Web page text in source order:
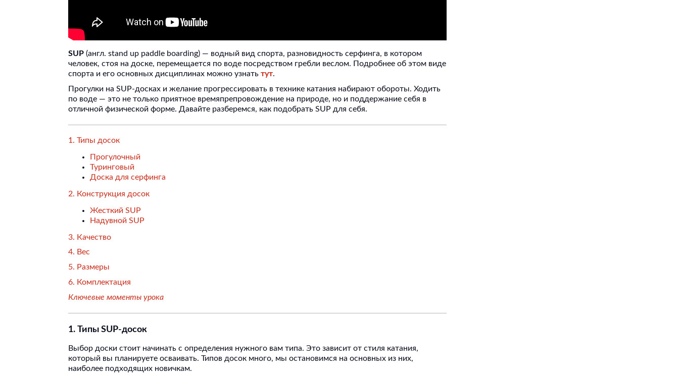
SUP (англ. stand up paddle boarding) — водный вид спорта, разновидность серфинга, в котором
человек, стоя на доске, перемещается по воде посредством гребли веслом. Подробнее об этом виде
спорта и его основных дисциплинах можно узнать тут.
Прогулки на SUP-досках и желание прогрессировать в технике катания набирают обороты. Ходить
по воде — это не только приятное времяпрепровождение на природе, но и поддержание себя в
отличной физической форме. Давайте разберемся, как подобрать SUP для себя.
1. Типы досок
Прогулочный
Туринговый
Доска для серфинга
2. Конструкция досок
Жесткий SUP
Надувной SUP
3. Качество
4. Вес
5. Размеры
6. Комплектация
Ключевые моменты урока
1. Типы SUP-досок
Выбор доски стоит начинать с определения нужного вам типа. Это зависит от стиля катания,
который вы планируете осваивать. Типов досок много, мы остановимся на основных из них,
наиболее подходящих новичкам.